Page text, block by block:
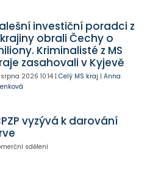
investiční poradci z
obrali Čechy o
Kriminalisté z MS
zasahovali v Kyjevě
srpna 2026 10:14| Celý MS kraj | Anna
vyzývá k darování
sdělení